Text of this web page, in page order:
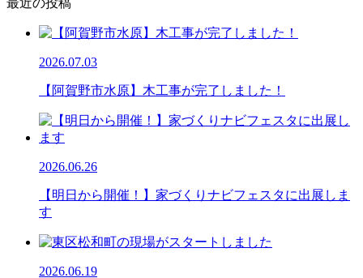
2026.07.03
【阿賀野市水原】木工事が完了しました！
2026.06.26
【明日から開催！】家づくりナビフェスタに出展しま
す
2026.06.19